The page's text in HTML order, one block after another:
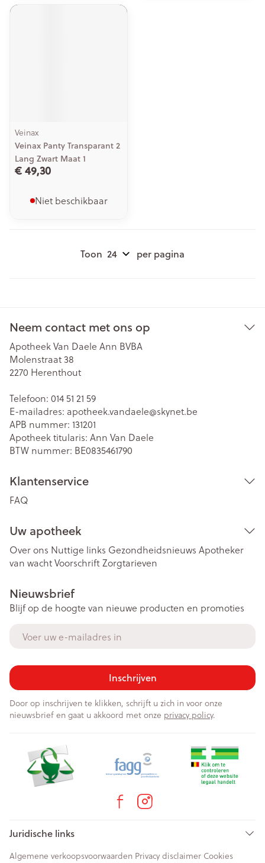
Veinax
Veinax Panty Transparant 2
Lang Zwart Maat 1
€ 49,30
Niet beschikbaar
Toon per pagina
Neem contact met ons op
Apotheek Van Daele Ann BVBA
Molenstraat 38
2270 Herenthout
Telefoon: 014 51 21 59
E-mailadres: apotheek.vandaele@skynet.be
APB nummer: 131201
Apotheek titularis: Ann Van Daele
BTW nummer: BE0835461790
Klantenservice
FAQ
Uw apotheek
Over ons Nuttige links Gezondheidsnieuws Apotheker
van wachtVoorschriftZorgtarieven
Nieuwsbrief
Blijf op de hoogte van nieuwe producten en promoties
Inschrijven
Door op inschrijven te klikken, schrijft u zich in voor onze
nieuwsbrief en gaat u akkoord met onze privacy policy.
Juridische links
Algemene verkoopsvoorwaarden Privacy disclaimer Cookies